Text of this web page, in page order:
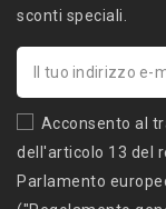
sconti speciali.
Acconsento al
dell'articolo 13 del
Parlamento